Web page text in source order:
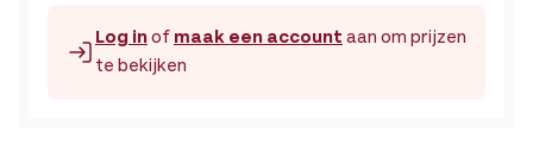
Log inof maak een account aan om prijzen
te bekijken